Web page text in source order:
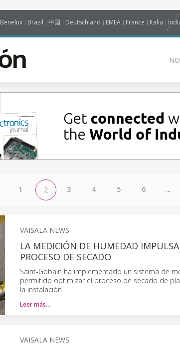
Benelux Brasil 中国 Deutschland EMEA France Italia
1 2 3 4 5 6 ...
VAISALA NEWS
LA MEDICIÓN DE HUMEDAD
PROCESO DE SECADO
Saint-Gobain ha implementado un sistema de
permitido optimizar el proceso de secado de
la instalación.
Leer más…
VAISALA NEWS